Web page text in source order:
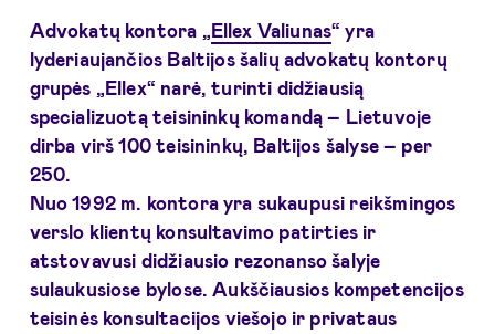
Advokatų kontora „Ellex Valiunas“ yra
lyderiaujančios Baltijos šalių advokatų kontorų
grupės „Ellex“ narė, turinti didžiausią
specializuotą teisininkų komandą – Lietuvoje
dirba virš 100 teisininkų, Baltijos šalyse – per
250.
Nuo 1992 m. kontora yra sukaupusi reikšmingos
verslo klientų konsultavimo patirties ir
atstovavusi didžiausio rezonanso šalyje
sulaukusiose bylose. Aukščiausios kompetencijos
teisinės konsultacijos viešojo ir privataus